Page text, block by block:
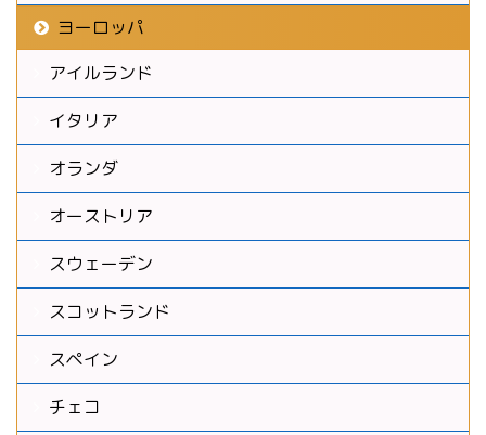
ヨーロッパ
アイルランド
イタリア
オランダ
オーストリア
スウェーデン
スコットランド
スペイン
チェコ